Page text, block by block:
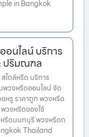
in Bangkok
นไลน์ บริการ
ปริมณฑล
ตล์หรีด บริการ
วงหรีดออนไลน์ จัด
หรู ราคาถูก พวงหรีด
วงหรีดของใช้
รีดนนทบุรี พวงหรีดก
Thailand